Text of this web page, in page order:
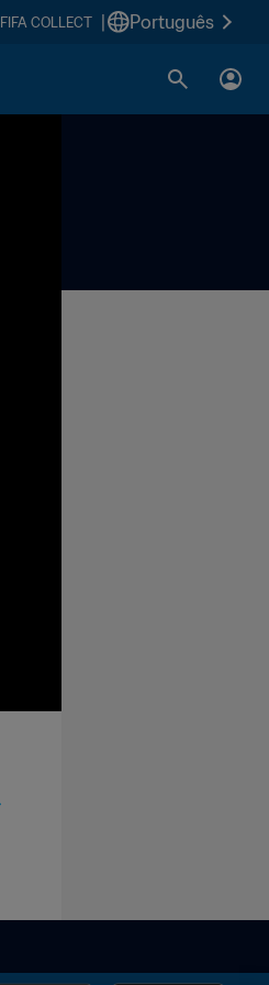
FIFA COLLECT Português